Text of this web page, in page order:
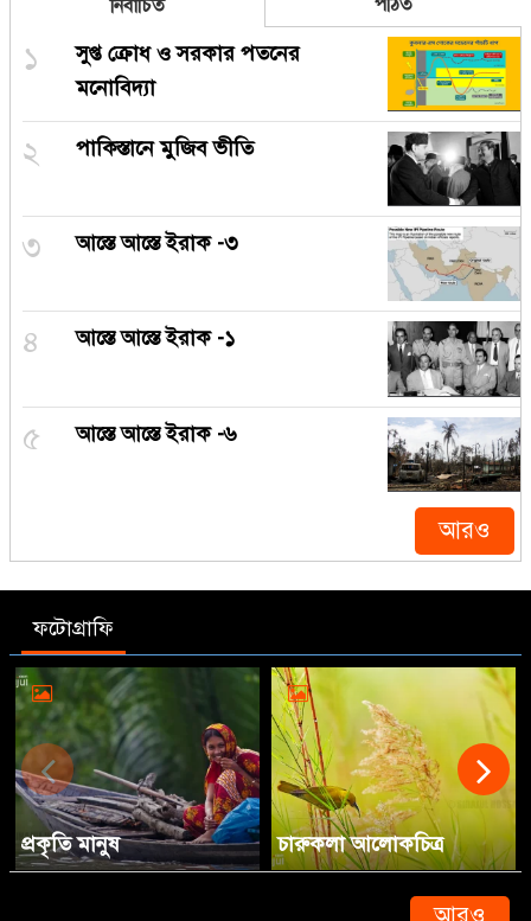
নির্বাচিত
১
সুপ্ত ক্রোধ ও সরকার পতনের
মনোবিদ্যা
২ পাকিস্তানে মুজিব ভীতি
৩ আস্তে আস্তে ইরাক -৩
৪ আস্তে আস্তে ইরাক -১
৫ আস্তে আস্তে ইরাক -৬
আরও
ফটোগ্রাফি
প্রকৃতি মানুষ চারুকলা আলোকচিত্র